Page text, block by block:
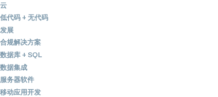
云
低代码 + 无代码
发展
合规解决方案
数据库 + SQL
数据集成
服务器软件
移动应用开发